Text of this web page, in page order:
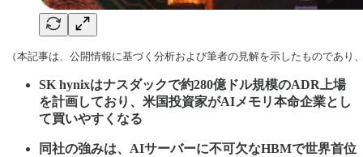
（本記事は、公開情報に基づく分析および筆者の見解を示したものであ
SK hynixはナスダックで約280億ドル規模のADR上場
を計画しており、米国投資家がAIメモリ本命企業とし
て買いやすくなる
同社の強みは、AIサーバーに不可欠なHBMで世界首位